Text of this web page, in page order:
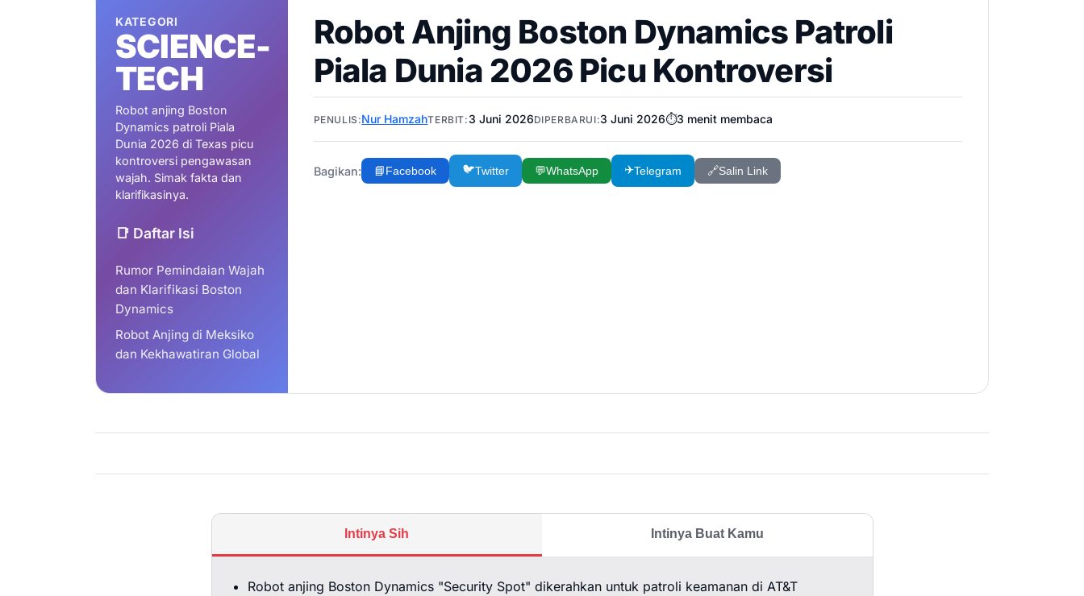
KATEGORI
SCIENCE-
TECH
Robot anjing Boston
Dynamics patroli Piala
Dunia 2026 di Texas picu
kontroversi pengawasan
wajah. Simak fakta dan
klarifikasinya.
📑 Daftar Isi
Rumor Pemindaian Wajah
dan Klarifikasi Boston
Dynamics
Robot Anjing di Meksiko
dan Kekhawatiran Global
Robot Anjing Boston Dynamics Patroli
Piala Dunia 2026 Picu Kontroversi
PENULIS:Nur HamzahTERBIT: 3 Juni 2026DIPERBARUI:3 Juni 2026⏱️3 menit membaca
Bagikan: 📘Facebook 🐦Twitter 💬WhatsApp ✈️Telegram 🔗Salin Link
Intinya Sih Intinya Buat Kamu
Robot anjing Boston Dynamics "Security Spot" dikerahkan untuk patroli keamanan di AT&T